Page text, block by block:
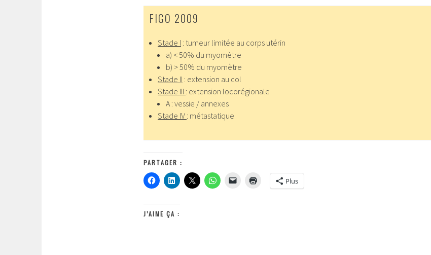
FIGO 2009
Stade I : tumeur limitée au corps utérin
a) < 50% du myomètre
b) > 50% du myomètre
Stade II : extension au col
Stade III : extension locorégionale
A : vessie / annexes
Stade IV : métastatique
PARTAGER :
Plus
J’AIME ÇA :